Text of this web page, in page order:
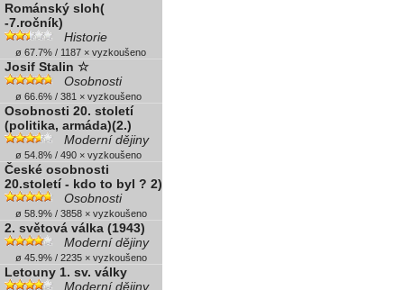
Románský sloh(
-7.ročník)
Historie
ø 67.7% / 1187 × vyzkoušeno
Josif Stalin ☆
Osobnosti
ø 66.6% / 381 × vyzkoušeno
Osobnosti 20. století
(politika, armáda)(2.)
Moderní dějiny
ø 54.8% / 490 × vyzkoušeno
České osobnosti
20.století - kdo to byl ? 2)
Osobnosti
ø 58.9% / 3858 × vyzkoušeno
2. světová válka (1943)
Moderní dějiny
ø 45.9% / 2235 × vyzkoušeno
Letouny 1. sv. války
Moderní dějiny